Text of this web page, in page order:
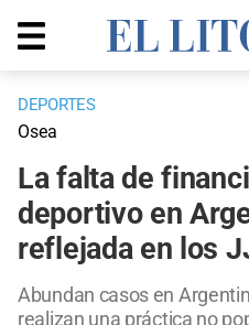
DEPORTES
Osea
La falta de
deportivo en
reflejada en los
Abundan casos en
realizan una práctica no